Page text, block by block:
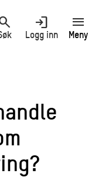
login
Logg inn
menu
Meny